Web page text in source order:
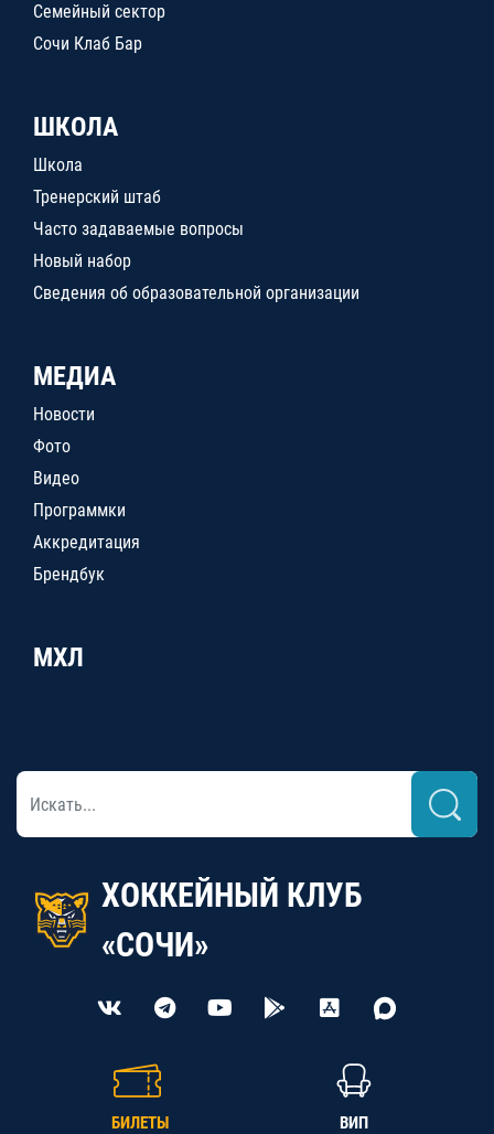
Семейный сектор
Сочи Клаб Бар
ШКОЛА
Школа
Тренерский штаб
Часто задаваемые вопросы
Новый набор
Сведения об образовательной организации
МЕДИА
Новости
Фото
Видео
Программки
Аккредитация
Брендбук
МХЛ
ХОККЕЙНЫЙ КЛУБ
«СОЧИ»
БИЛЕТЫ ВИП